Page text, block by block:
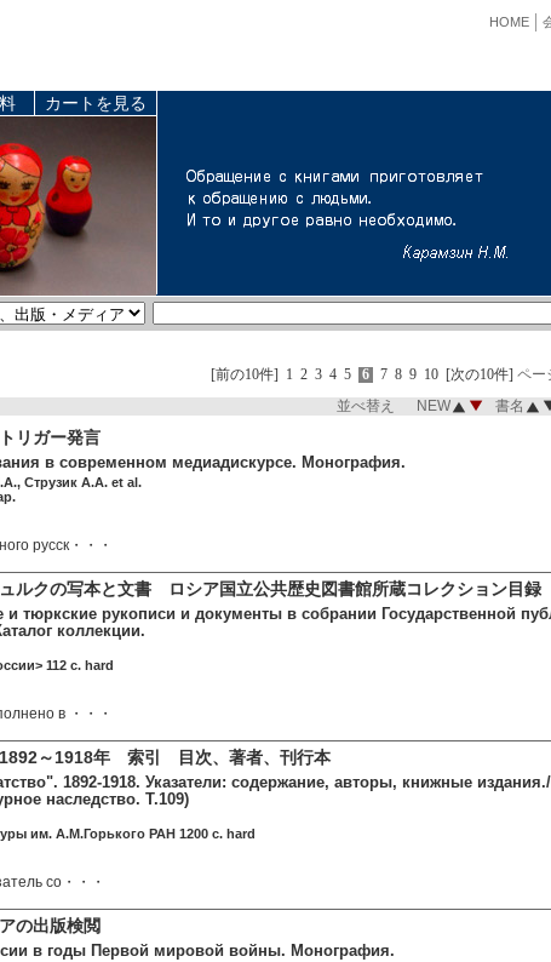
HOME
カートを見る
[前の10件] 1 2 3 4 5 6 7 8 9 10 [次の10件] ペー
並べ替え NEW 書名
トリガー発言
в современном медиадискурсе. Монография.
Струзик А.А. et al.
русск・・・
ルクの写本と文書 ロシア国立公共歴史図書館所蔵コレクション目録
и тюркские рукописи и документы в собрании Государственной
коллекции.
112 c. hard
в ・・・
～1918年 索引 目次、著者、刊行本
1892-1918. Указатели: содержание, авторы, книжные
нaследство. Т.109)
им. А.М.Горького РАН 1200 c. hard
со・・・
の出版検閲
в годы Первой мировой войны. Монография.